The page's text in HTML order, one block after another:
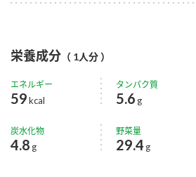
栄養成分 （ 1人分 ）
エネルギー
59kcal
タンパク質
5.6 g
炭水化物
4.8 g
野菜量
29.4 g